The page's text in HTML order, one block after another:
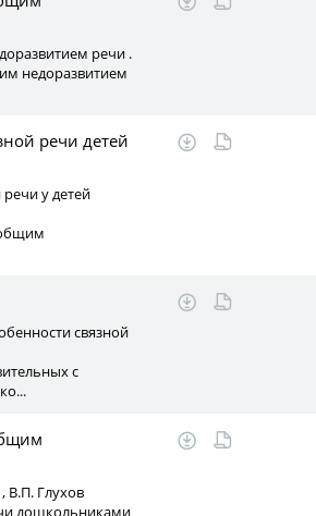
речи .
недоразвитием
речи детей
у детей
связной
с
В.П. Глухов
дошкольниками